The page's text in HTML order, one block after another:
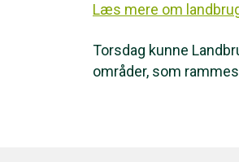
Læs mere om
Torsdag kunne
områder, som